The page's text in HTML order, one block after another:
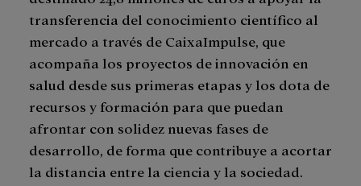
transferencia del conocimiento científico al
mercado a través de CaixaImpulse, que
acompaña los proyectos de innovación en
salud desde sus primeras etapas y los dota de
recursos y formación para que puedan
afrontar con solidez nuevas fases de
desarrollo, de forma que contribuye a acortar
la distancia entre la ciencia y la sociedad.